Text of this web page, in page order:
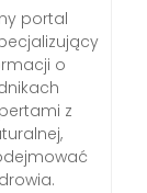
portal
o
z